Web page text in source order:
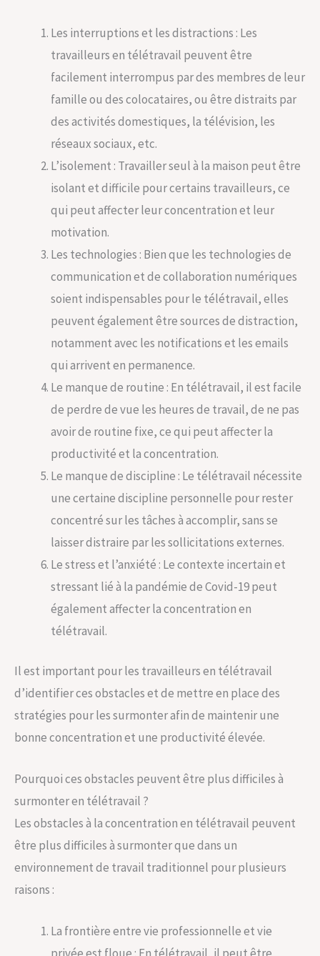
Les interruptions et les distractions : Les
travailleurs en télétravail peuvent être
facilement interrompus par des membres de leur
famille ou des colocataires, ou être distraits par
des activités domestiques, la télévision, les
réseaux sociaux, etc.
L’isolement : Travailler seul à la maison peut être
isolant et difficile pour certains travailleurs, ce
qui peut affecter leur concentration et leur
motivation.
Les technologies : Bien que les technologies de
communication et de collaboration numériques
soient indispensables pour le télétravail, elles
peuvent également être sources de distraction,
notamment avec les notifications et les emails
qui arrivent en permanence.
Le manque de routine : En télétravail, il est facile
de perdre de vue les heures de travail, de ne pas
avoir de routine fixe, ce qui peut affecter la
productivité et la concentration.
Le manque de discipline : Le télétravail nécessite
une certaine discipline personnelle pour rester
concentré sur les tâches à accomplir, sans se
laisser distraire par les sollicitations externes.
Le stress et l’anxiété : Le contexte incertain et
stressant lié à la pandémie de Covid-19 peut
également affecter la concentration en
télétravail.
Il est important pour les travailleurs en télétravail
d’identifier ces obstacles et de mettre en place des
stratégies pour les surmonter afin de maintenir une
bonne concentration et une productivité élevée.
Pourquoi ces obstacles peuvent être plus difficiles à
surmonter en télétravail ?
Les obstacles à la concentration en télétravail peuvent
être plus difficiles à surmonter que dans un
environnement de travail traditionnel pour plusieurs
raisons :
La frontière entre vie professionnelle et vie